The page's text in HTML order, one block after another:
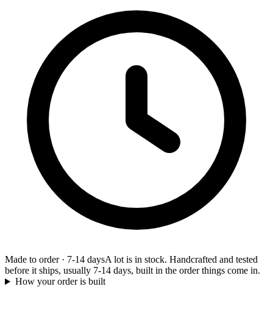
Made to order· 7-14 daysA lot is in stock. Handcrafted and tested
before it ships, usually 7-14 days, built in the order things come in.
How your order is built